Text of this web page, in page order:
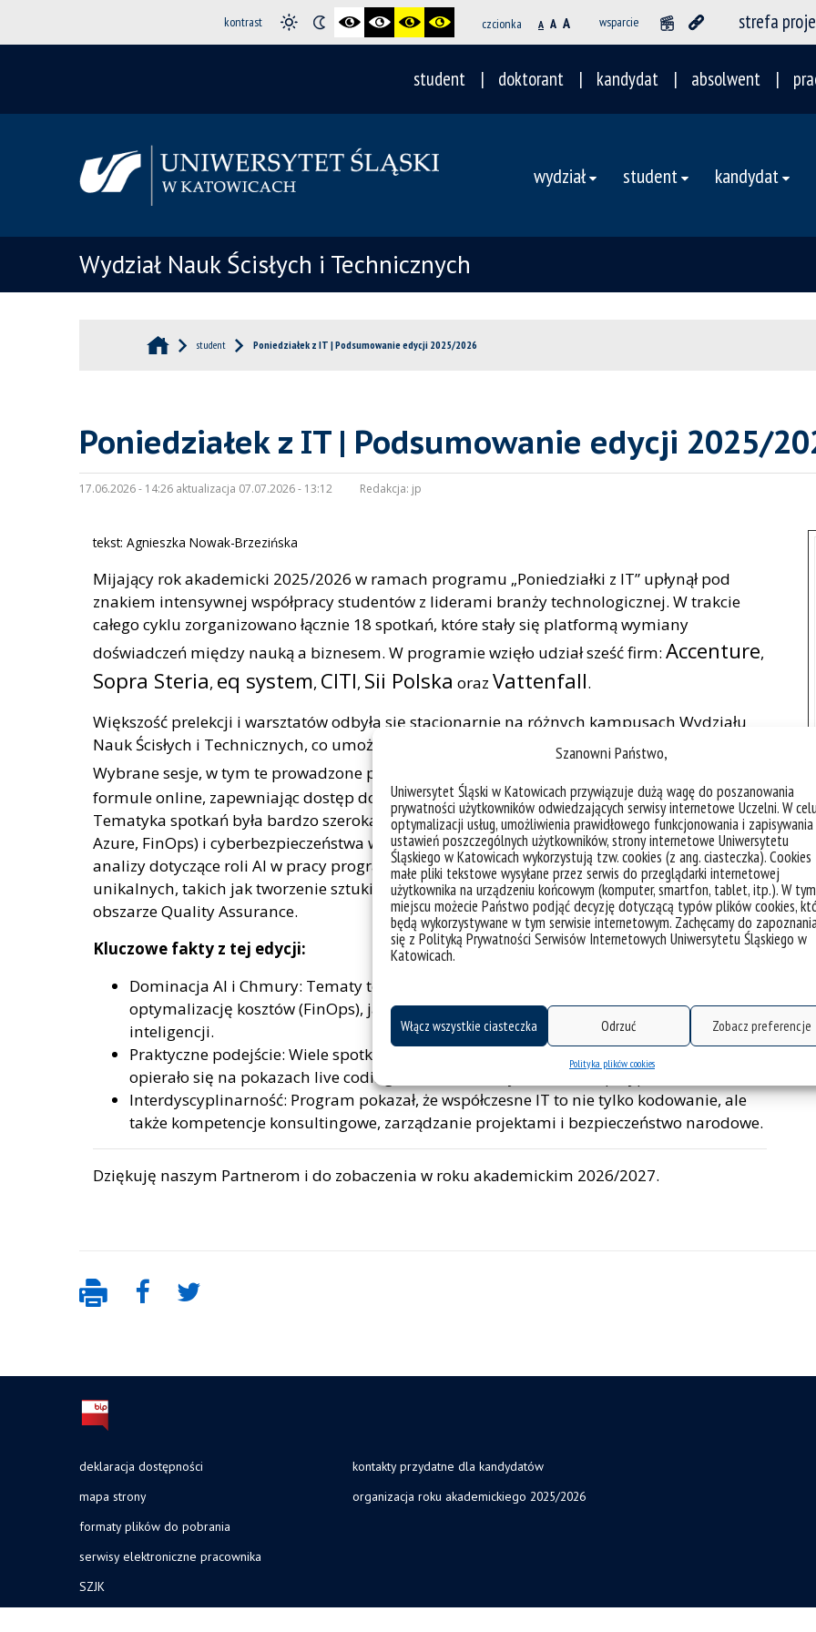
Szanowni Państwo,
Uniwersytet Śląski w Katowicach przywiązuje dużą wagę do poszanowania
prywatności użytkowników odwiedzających serwisy internetowe Uczelni. W
optymalizacji usług, umożliwienia prawidłowego funkcjonowania i zapisywania
ustawień poszczególnych użytkowników, strony internetowe Uniwersytetu
Śląskiego w Katowicach wykorzystują tzw. cookies (z ang. ciasteczka).
małe pliki tekstowe wysyłane przez serwis do przeglądarki internetowej
użytkownika na urządzeniu końcowym (komputer, smartfon, tablet, itp.). W tym
miejscu możecie Państwo podjąć decyzję dotyczącą typów plików cookies,
będą wykorzystywane w tym serwisie internetowym. Zachęcamy do
się z Polityką Prywatności Serwisów Internetowych Uniwersytetu Śląskiego w
Katowicach.
Włącz wszystkie ciasteczka Odrzuć Zobacz preferencje
Polityka plików cookies
kontrast czcionka A A A wsparcie strefa
student doktorant kandydat absolwent
wydział student kandydat
Wydział Nauk Ścisłych i Technicznych
student Poniedziałek z IT | Podsumowanie edycji 2025/2026
Poniedziałek z IT | Podsumowanie edycji 2025/
17.06.2026 - 14:26 aktualizacja 07.07.2026 - 13:12 Redakcja: jp
tekst: Agnieszka Nowak-Brzezińska
Mijający rok akademicki 2025/2026 w ramach programu „Poniedziałki z IT” upłynął pod
znakiem intensywnej współpracy studentów z liderami branży technologicznej. W trakcie
całego cyklu zorganizowano łącznie 18 spotkań, które stały się platformą wymiany
doświadczeń między nauką a biznesem. W programie wzięło udział sześć firm: Accenture,
Sopra Steria, eq system, CITI, Sii Polska oraz Vattenfall.
Większość prelekcji i warsztatów odbyła się stacjonarnie na różnych kampusach Wydziału
Nauk Ścisłych i Technicznych, co umożliwiło studentom bezpośredni kontakt z ekspertami.
Wybrane sesje, w tym te prowadzone przez
formule online, zapewniając dostęp do wiedzy specjalistycznej niezależnie od lokalizacji.
Tematyka spotkań była bardzo szeroka: od zaawansowanych zagadnień chmurowych (AWS,
Azure, FinOps) i cyberbezpieczeństwa w kontekście nowoczesnej wojny, po bardzo aktualne
analizy dotyczące roli AI w pracy programisty i testera. Nie zabrakło również tematów
unikalnych, takich jak tworzenie sztuki za pomocą kodu czy budowanie ścieżki kariery w
obszarze Quality Assurance.
Kluczowe fakty z tej edycji:
Dominacja AI i Chmury: Tematy te pojawiały się najczęściej, obejmując zarówno
optymalizację kosztów (FinOps), jak i przyszłość zawodu programisty w erze sztucznej
inteligencji.
Praktyczne podejście: Wiele spotkań, jak te organizowane przez eq system czy Sii Polska,
opierało się na pokazach live codingu oraz konkretnych studiach przypadku.
Interdyscyplinarność: Program pokazał, że współczesne IT to nie tylko kodowanie, ale
także kompetencje konsultingowe, zarządzanie projektami i bezpieczeństwo narodowe.
Dziękuję naszym Partnerom i do zobaczenia w roku akademickim 2026/2027.
deklaracja dostępności
mapa strony
formaty plików do pobrania
serwisy elektroniczne pracownika
SZJK
kontakty przydatne dla kandydatów
organizacja roku akademickiego 2025/2026